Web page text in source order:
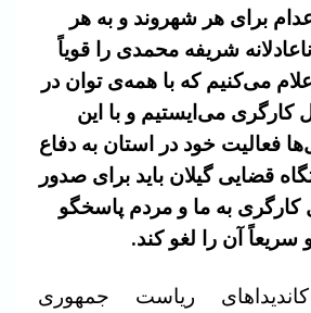
برای هر شهروند و به هر
شریفه محمدی را قویاً
می‌کنیم که با همه‌ی توان در
کارگری می‌ایستیم و با این
فعالیت خود در استان به دفاع
قضایی گیلان باید برای صدور
کارگری به ما و مردم پاسخگو
سریعاً آن را لغو کند.
ریاست جمهوری